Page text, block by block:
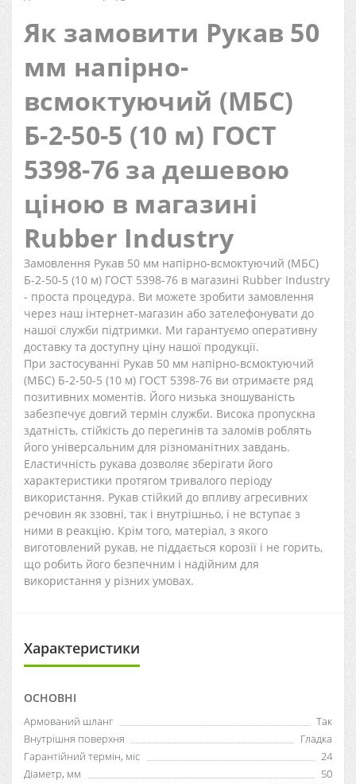
Як замовити Рукав 50
мм напірно-
всмоктуючий (МБС)
Б-2-50-5 (10 м) ГОСТ
5398-76 за дешевою
ціною в магазині
Rubber Industry
Замовлення Рукав 50 мм напірно-всмоктуючий (МБС)
Б-2-50-5 (10 м) ГОСТ 5398-76 в магазині Rubber Industry
- проста процедура. Ви можете зробити замовлення
через наш інтернет-магазин або зателефонувати до
нашої служби підтримки. Ми гарантуємо оперативну
доставку та доступну ціну нашої продукції.
При застосуванні Рукав 50 мм напірно-всмоктуючий
(МБС) Б-2-50-5 (10 м) ГОСТ 5398-76 ви отримаєте ряд
позитивних моментів. Його низька зношуваність
забезпечує довгий термін служби. Висока пропускна
здатність, стійкість до перегинів та заломів роблять
його універсальним для різноманітних завдань.
Еластичність рукава дозволяє зберігати його
характеристики протягом тривалого періоду
використання. Рукав стійкий до впливу агресивних
речовин як ззовні, так і внутрішньо, і не вступає з
ними в реакцію. Крім того, матеріал, з якого
виготовлений рукав, не піддається корозії і не горить,
що робить його безпечним і надійним для
використання у різних умовах.
Характеристики
ОСНОВНІ
Армований шланг
Так
Внутрішня поверхня
Гладка
Гарантійний термін, міс
24
Діаметр, мм
50